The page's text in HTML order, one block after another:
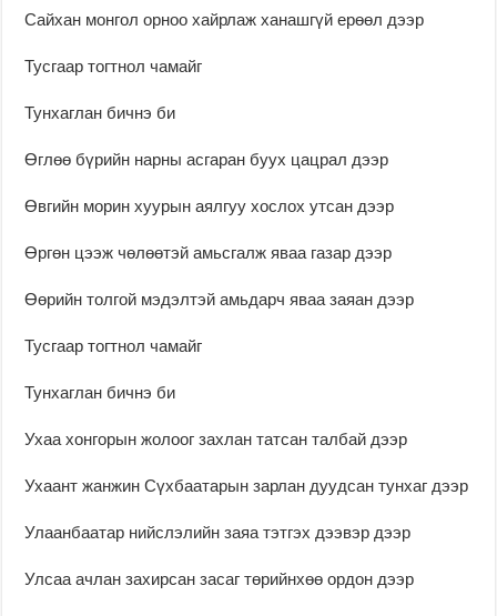
Сайхан монгол орноо хайрлаж ханашгүй ерөөл дээр
Тусгаар тогтнол чамайг
Тунхаглан бичнэ би
Өглөө бүрийн нарны асгаран буух цацрал дээр
Өвгийн морин хуурын аялгуу хослох утсан дээр
Өргөн цээж чөлөөтэй амьсгалж яваа газар дээр
Өөрийн толгой мэдэлтэй амьдарч яваа заяан дээр
Тусгаар тогтнол чамайг
Тунхаглан бичнэ би
Ухаа хонгорын жолоог захлан татсан талбай дээр
Ухаант жанжин Сүхбаатарын зарлан дуудсан тунхаг дээр
Улаанбаатар нийслэлийн заяа тэтгэх дээвэр дээр
Улсаа ачлан захирсан засаг төрийнхөө ордон дээр